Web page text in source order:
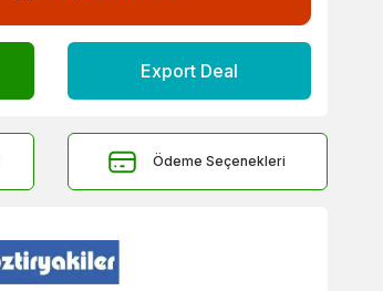
Export Deal
Ödeme Seçenekleri